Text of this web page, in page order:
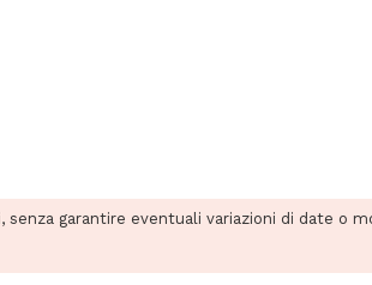
garantire eventuali variazioni di date o